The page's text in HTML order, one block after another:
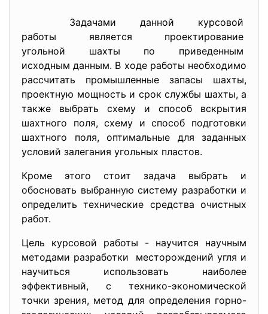
Задачами данной курсовой
работы является проектирование
угольной шахты по приведенным
исходным данным. В ходе работы необходимо
рассчитать промышленные запасы шахты,
проектную мощность и срок службы шахты, а
также выбрать схему и способ вскрытия
шахтного поля, схему и способ подготовки
шахтного поля, оптимальные для заданных
условий залегания угольных пластов.
Кроме этого стоит задача выбрать и
обосновать выбранную систему разработки и
определить технические средства очистных
работ.
Цель курсовой работы - научится научным
методами разработки месторождений угля и
научиться использовать наиболее
эффективный, с технико-экономической
точки зрения, метод для определения горно-